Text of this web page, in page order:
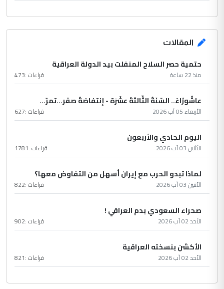
المقالات
حتمية حصر السلاح المنفلت بيد الدولة العراقية
منذ 22 ساعة قراءات :473
عاشُورْاءُ.. السّنَةُ الثّالثةَ عشَرَة - إِنتفاضةُ صفَر…تمرّ...
الأربعاء 05 آب 2026 قراءات :627
اليوم الحادي والأربعون
الأثنين 03 آب 2026 قراءات :1781
لماذا تبدو الحرب مع إيران أسهل من التفاوض معها؟
الأثنين 03 آب 2026 قراءات :822
صحراء السعودي بدم العراقي !
الأحد 02 آب 2026 قراءات :902
الأكشن بنسخته العراقية
الأحد 02 آب 2026 قراءات :821